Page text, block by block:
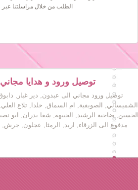
الطلب من خلال مراسلتنا عبر واتساب
توصيل ورود و هدايا مجاني
توصيل ورود مجاني الى عبدون, دير غبار,
الشميساني, الصويفية, ام السماق, خلدا, تلاع
ضاحية الرشيد, الجبيهه, شفا بدران, ابو
مدفوع الى الزرقاء, اربد, الرمثا, عجلون,